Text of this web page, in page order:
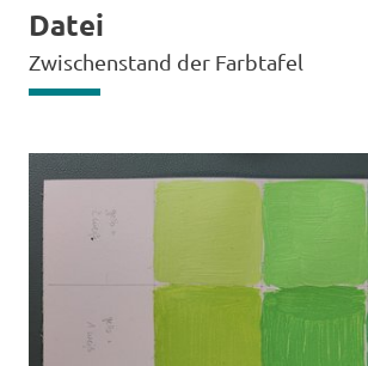
Datei
Zwischenstand der Farbtafel